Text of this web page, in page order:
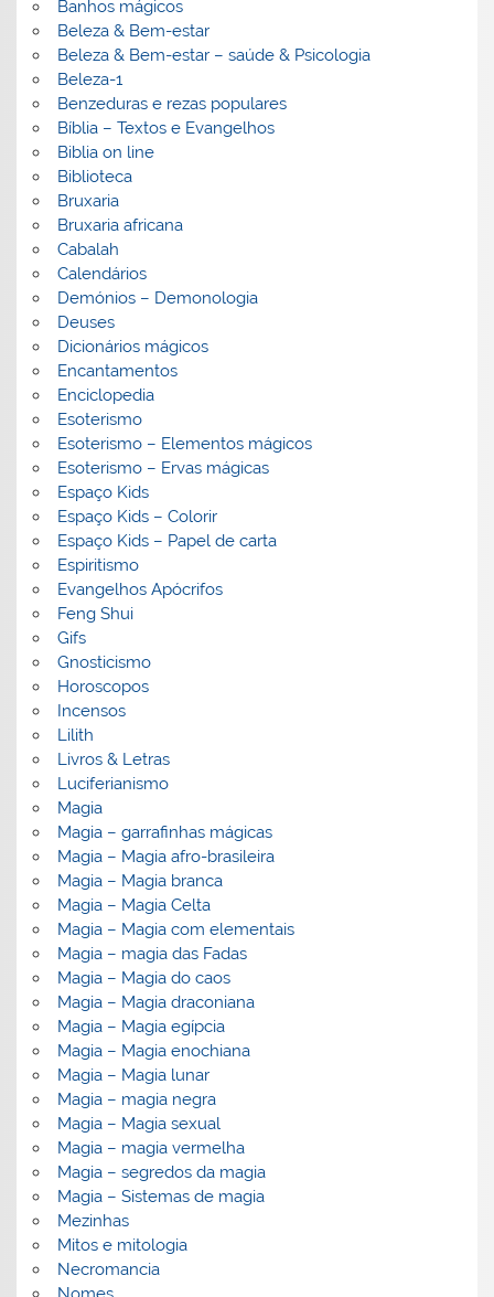
Banhos mágicos
Beleza & Bem-estar
Beleza & Bem-estar – saúde & Psicologia
Beleza-1
Benzeduras e rezas populares
Bíblia – Textos e Evangelhos
Biblia on line
Biblioteca
Bruxaria
Bruxaria africana
Cabalah
Calendários
Demónios – Demonologia
Deuses
Dicionários mágicos
Encantamentos
Enciclopedia
Esoterismo
Esoterismo – Elementos mágicos
Esoterismo – Ervas mágicas
Espaço Kids
Espaço Kids – Colorir
Espaço Kids – Papel de carta
Espiritismo
Evangelhos Apócrifos
Feng Shui
Gifs
Gnosticismo
Horoscopos
Incensos
Lilith
Livros & Letras
Luciferianismo
Magia
Magia – garrafinhas mágicas
Magia – Magia afro-brasileira
Magia – Magia branca
Magia – Magia Celta
Magia – Magia com elementais
Magia – magia das Fadas
Magia – Magia do caos
Magia – Magia draconiana
Magia – Magia egípcia
Magia – Magia enochiana
Magia – Magia lunar
Magia – magia negra
Magia – Magia sexual
Magia – magia vermelha
Magia – segredos da magia
Magia – Sistemas de magia
Mezinhas
Mitos e mitologia
Necromancia